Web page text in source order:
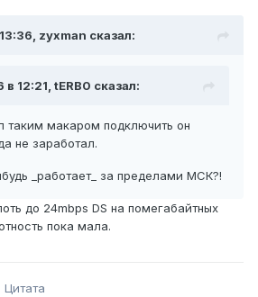
zyxman сказал:
12:21, tERB0 сказал:
макаром подключить он
не заработал.
_работает_ за пределами МСК?!
до 24mbps DS на помегабайтных
пока мала.
Цитата